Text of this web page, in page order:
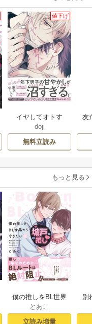
値下げ
イヤしてオトす
【コミックス版】
doji
無料立読み
友
もっと見る
僕の推しをBL世界
から守りたい【シ
ーモア限定特典付
とあこ
立読み増量
別